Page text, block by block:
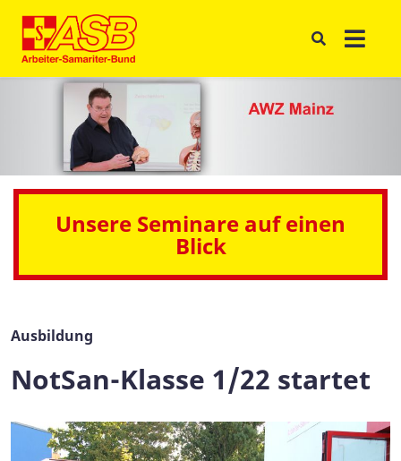
Unsere Seminare auf einen
Blick
Ausbildung
NotSan-Klasse 1/22 startet